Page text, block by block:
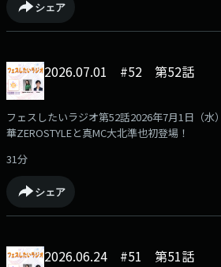
シェア
2026.07.01 #52 第52話
フェスしたいラジオ第52話2026年7月1日（水
華ZEROSTYLEと真MC大北準也初登場！
31分
シェア
2026.06.24 #51 第51話